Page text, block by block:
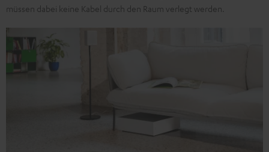
müssen dabei keine Kabel durch den Raum verlegt werden.